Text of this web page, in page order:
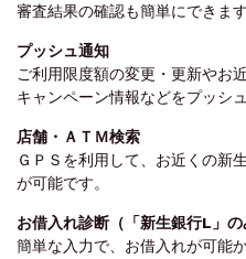
審査結果の確認も簡単にできます
プッシュ通知
ご利用限度額の変更・更新やお
キャンペーン情報などをプッシ
店舗・ＡＴＭ検索
ＧＰＳを利用して、お近くの新
が可能です。
お借入れ診断（「新生銀行L」の
簡単な入力で、お借入れが可能